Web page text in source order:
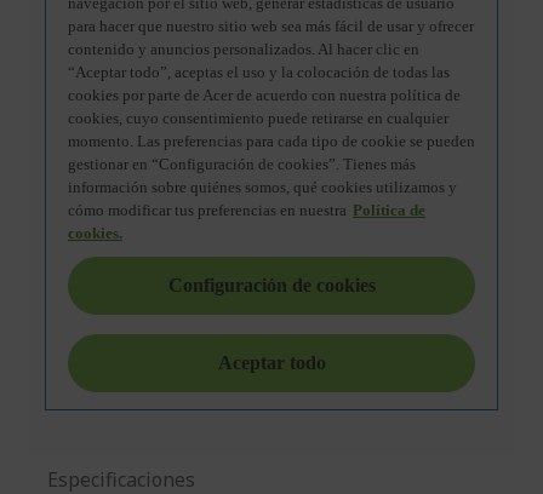
Especificaciones